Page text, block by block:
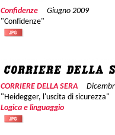
Confidenze
Giugno 2009
"Confidenze"
CORRIERE DELLA SERA
"Heidegger, l'uscita di sicurezza"
Logica e linguaggio